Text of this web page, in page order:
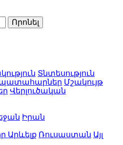
Տնտեսություն
Մշակույթ
Վերլուծական
Իրան
Արևելք Ռուսաստան Այլ